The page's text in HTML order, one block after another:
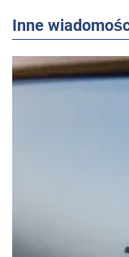
Inne